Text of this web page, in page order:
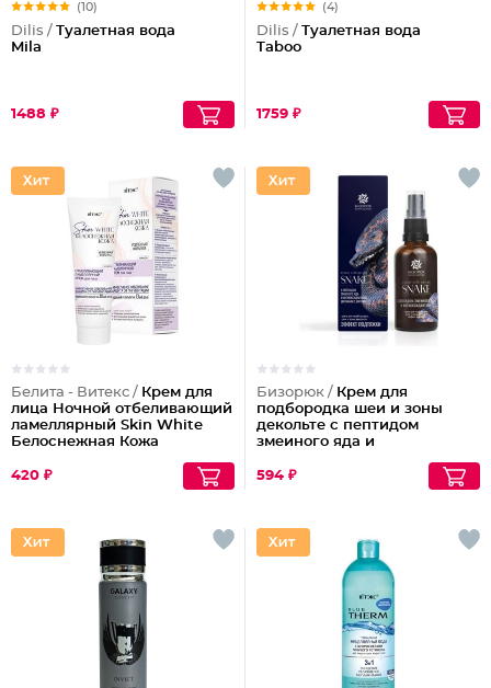
(10)
Dilis / Туалетная вода
Mila
1488 ₽
(4)
Dilis / Туалетная вода
Taboo
1759 ₽
Белита - Витекс / Крем для
лица Ночной отбеливающий
ламеллярный Skin White
Белоснежная Кожа
420 ₽
Бизорюк / Крем для
подбородка шеи и зоны
декольте с пептидом
змеиного яда и
594 ₽